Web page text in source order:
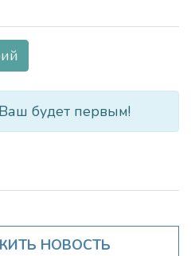
будет первым!
НОВОСТЬ